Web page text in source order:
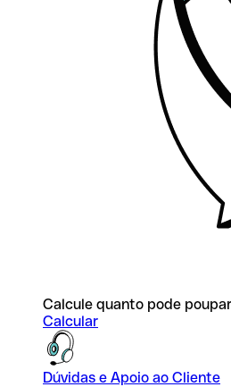
Calcule quanto pode
Calcular
Dúvidas e Apoio ao Cliente